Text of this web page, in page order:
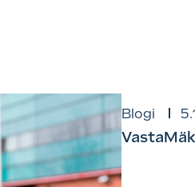
Blogi